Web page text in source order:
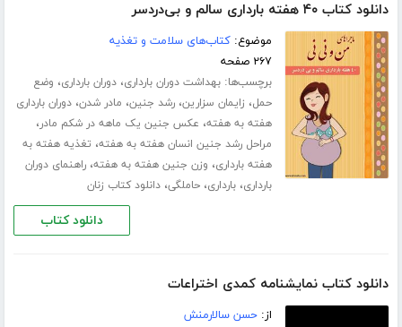
دانلود کتاب ۴۰ هفته بارداری سالم و بی‌دردسر
موضوع:کتاب‌های سلامت و تغذیه
۲۶۷ صفحه
برچسب‌ها:بهداشت دوران بارداری،دوران بارداری، وضع
حمل، زایمان سزارین،رشد جنین، مادر شدن،دوران بارداری
هفته به هفته، عکس جنین یک ماهه در شکم مادر،
مراحل رشد جنین انسان هفته به هفته، تغذیه هفته به
هفته بارداری، وزن جنین هفته به هفته،راهنمای دوران
بارداری،بارداری،حاملگی،دانلود کتاب زنان
دانلود کتاب
دانلود کتاب نمایشنامه کمدی اختراعات
از:حسن سالارمنش